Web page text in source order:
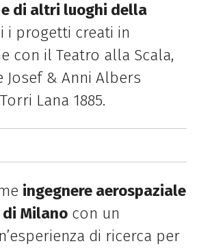
di altri luoghi della
i progetti creati in
con il Teatro alla Scala,
Josef & Anni Albers
Lana 1885.
ingegnere aerospaziale
Milanocon un
di ricerca per